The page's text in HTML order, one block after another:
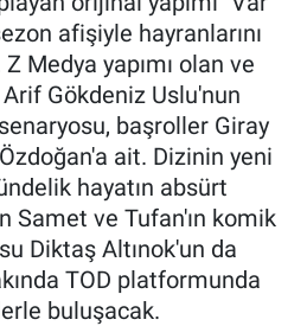
afişiyle hayranlarını
Z Medya yapımı olan ve
Gökdeniz Uslu'nun
başroller Giray
ait. Dizinin yeni
hayatın absürt
Samet ve Tufan'ın komik
Diktaş Altınok'un da
TOD platformunda
buluşacak.